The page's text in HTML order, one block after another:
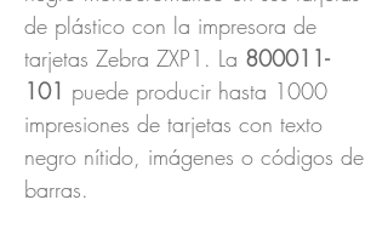
de plástico con la impresora de
tarjetas Zebra ZXP1. La 800011-
101 puede producir hasta 1000
impresiones de tarjetas con texto
negro nítido, imágenes o códigos de
barras.